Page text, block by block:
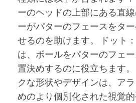
ーのヘッドの上部にある直
ーがパターのフェースをタ
せるのを助けます。 ドット
は、ボールをパターのフェ
置決めするのに役立ちます
クな形状やデザインは、ア
めのより個別化された視覚